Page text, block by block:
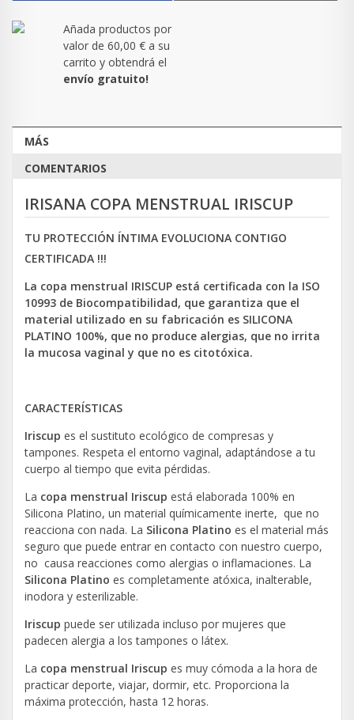
Añada productos por
valor de 60,00 € a su
carrito y obtendrá el
envío gratuito!
MÁS
COMENTARIOS
IRISANA COPA MENSTRUAL IRISCUP
TU PROTECCIÓN ÍNTIMA EVOLUCIONA CONTIGO
CERTIFICADA !!!
La copa menstrual IRISCUP está certificada con la ISO
10993 de Biocompatibilidad, que garantiza que el
material utilizado en su fabricación es SILICONA
PLATINO 100%, que no produce alergias, que no irrita
la mucosa vaginal y que no es citotóxica.
CARACTERÍSTICAS
Iriscup es el sustituto ecológico de compresas y
tampones. Respeta el entorno vaginal, adaptándose a tu
cuerpo al tiempo que evita pérdidas.
La copa menstrual Iriscup está elaborada 100% en
Silicona Platino, un material químicamente inerte, que no
reacciona con nada. La Silicona Platino es el material más
seguro que puede entrar en contacto con nuestro cuerpo,
no causa reacciones como alergias o inflamaciones. La
Silicona Platino es completamente atóxica, inalterable,
inodora y esterilizable.
Iriscup puede ser utilizada incluso por mujeres que
padecen alergia a los tampones o látex.
La copa menstrual Iriscup es muy cómoda a la hora de
practicar deporte, viajar, dormir, etc. Proporciona la
máxima protección, hasta 12 horas.